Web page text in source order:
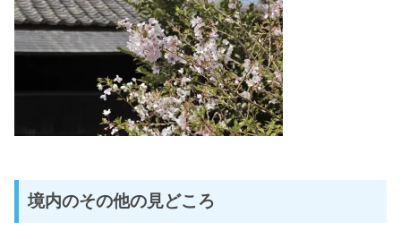
境内のその他の見どころ